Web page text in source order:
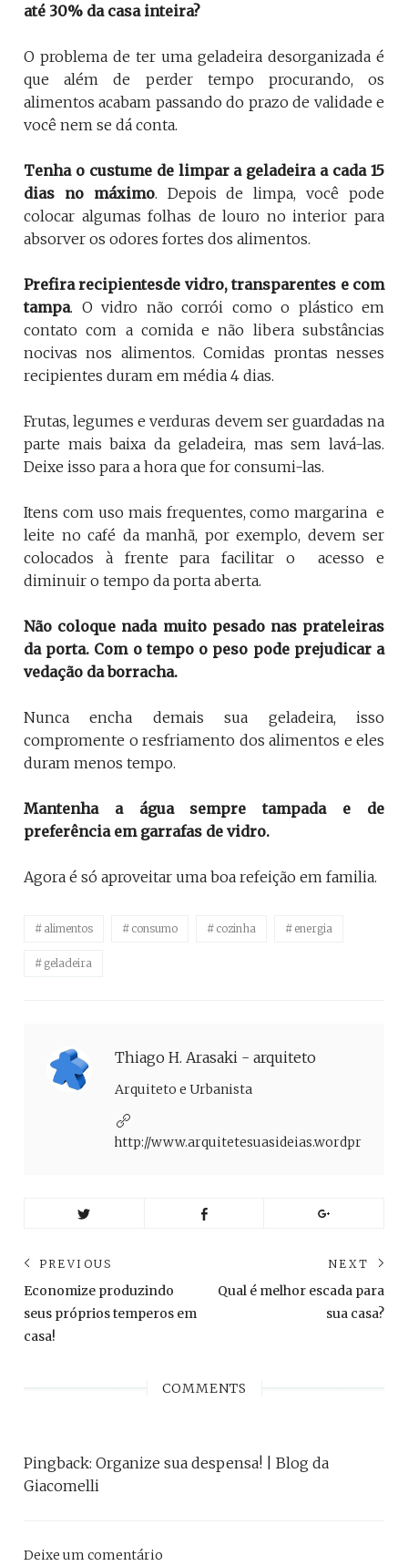
até 30% da casa inteira?
O problema de ter uma geladeira desorganizada é
que além de perder tempo procurando, os
alimentos acabam passando do prazo de validade e
você nem se dá conta.
Tenha o custume de limpar a geladeira a cada 15
dias no máximo. Depois de limpa, você pode
colocar algumas folhas de louro no interior para
absorver os odores fortes dos alimentos.
Prefira recipientesde vidro, transparentes e com
tampa. O vidro não corrói como o plástico em
contato com a comida e não libera substâncias
nocivas nos alimentos. Comidas prontas nesses
recipientes duram em média 4 dias.
Frutas, legumes e verduras devem ser guardadas na
parte mais baixa da geladeira, mas sem lavá-las.
Deixe isso para a hora que for consumi-las.
Itens com uso mais frequentes, como margarina e
leite no café da manhã, por exemplo, devem ser
colocados à frente para facilitar o acesso e
diminuir o tempo da porta aberta.
Não coloque nada muito pesado nas prateleiras
da porta. Com o tempo o peso pode prejudicar a
vedação da borracha.
Nunca encha demais sua geladeira, isso
compromente o resfriamento dos alimentos e eles
duram menos tempo.
Mantenha a água sempre tampada e de
preferência em garrafas de vidro.
Agora é só aproveitar uma boa refeição em familia.
alimentos consumo cozinha energia
geladeira
Thiago H. Arasaki - arquiteto
Arquiteto e Urbanista
http://
Navegação
de
Post
PREVIOUS
Previous
Economize produzindo
seus próprios temperos em
casa!
NEXT
Qual é melhor escada para
sua casa?
COMMENTS
Pingback: Organize sua despensa! | Blog da
Giacomelli
Deixe um comentário